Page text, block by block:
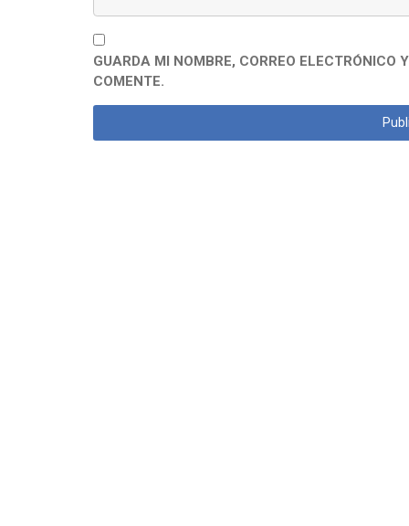
GUARDA MI NOMBRE, CORREO ELECTRÓNICO
COMENTE.